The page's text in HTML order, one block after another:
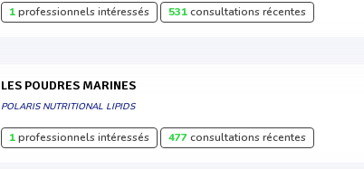
1professionnels intéressés 531consultations récentes
LES POUDRES MARINES
POLARIS NUTRITIONAL LIPIDS
1professionnels intéressés 477consultations récentes